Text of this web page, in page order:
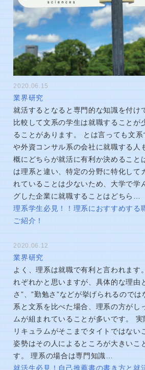
2020.06.15
業界研究
就活するとなると専門的な知識を付け
比較して文系の学生は就職することが
ることがあります。 とは言っても文
や外資コンサル系の会社に就職する人
概にどちらが就活に有利か決めること
は理系と違い、特定の分野に特化して
れていることは少ないため、大学で学
グした企業に就職することはどちら…
理系学生必見！！理系におすすめする
ご紹介！
2020.06.12
業界研究
よく、理系は就職で有利と言われます
れぞれかと思いますが、具体的な理由
さ”、”勤勉さ”などが挙げられるので
系と文系を比べた場合、理系の方がし
ムが組まれていることが多いです。
リキュラムがそこまでタイトではない
姿勢はその人によるところが大きいこ
す。 理系の場合は専門知識…
就活生必見！自己推薦書の書き方と就